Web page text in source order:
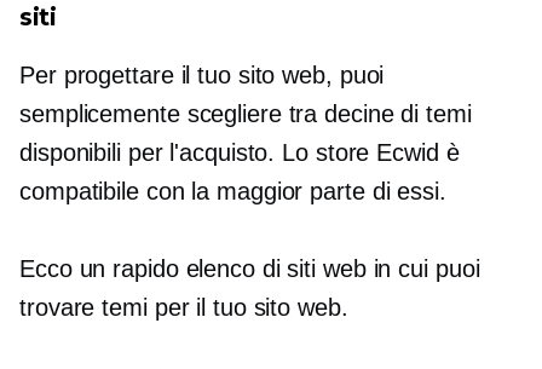
siti
Per progettare il tuo sito web, puoi
semplicemente scegliere tra decine di temi
disponibili per l'acquisto. Lo store Ecwid è
compatibile con la maggior parte di essi.
Ecco un rapido elenco di siti web in cui puoi
trovare temi per il tuo sito web.